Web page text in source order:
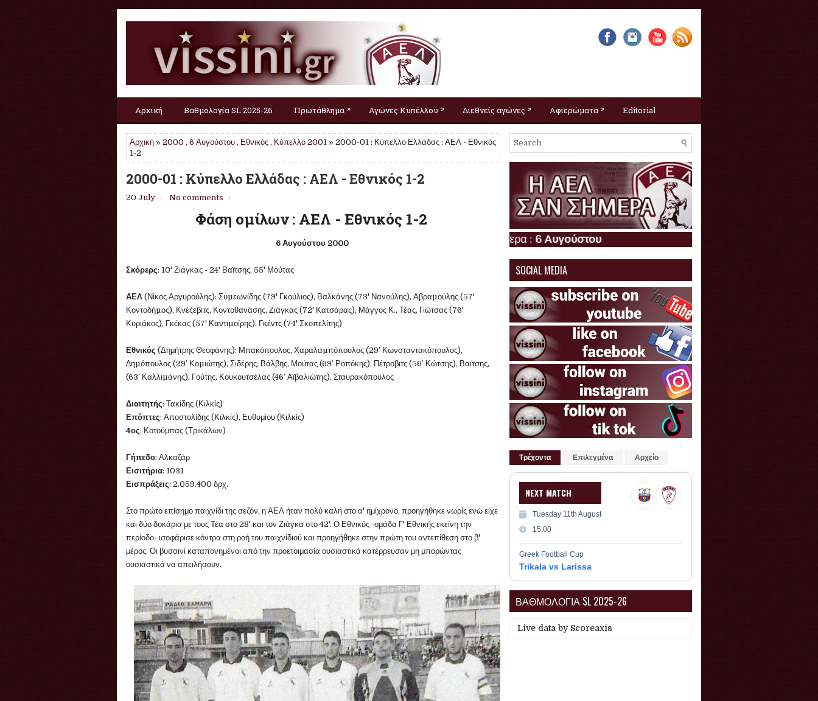
Αρχική Βαθμολογία SL 2025-26 Πρωτάθλημα » Αγώνες Κυπέλλου » Διεθνείς αγώνες » Αφιερώματα » Editorial
Αρχική » 2000 , 6 Αυγούστου , Εθνικός , Κύπελλο 2001 » 2000-01 : Κύπελλο Ελλάδας : ΑΕΛ - Εθνικός
1-2
2000-01 : Κύπελλο Ελλάδας : ΑΕΛ - Εθνικός 1-2
20 July No comments
Φάση ομίλων : ΑΕΛ - Εθνικός 1-2
6 Αυγούστου 2000
Σκόρερς: 10' Ζιάγκας - 24' Βαϊτσης, 55' Μούτας
ΑΕΛ (Νίκος Αργυρούλης): Συµεωνίδης (79' Γκούλιος), Βαλκάνης (73' Νανούλης), Αβραµούλης (57'
Κοντοδήµος), Κνέζεβιτς, Κοντοθανάσης, Ζιάγκας (72' Κατσάρας), Μάγγος Κ., Τέας, Γιώτσας (76'
Κυριάκος), Γκέκας (57' Καντιµοίρης), Γκέντς (74' Σκοπελίτης)
Εθνικός (Δημήτρης Θεοφάνης): Μπακόπουλος, Χαραλαµπόπουλος (29’ Κωνσταντακόπουλος),
∆ηµόπουλος (29’ Κοµιώτης), Σιδέρης, Βάλβης, Μούτας (69’ Ροπόκης), Πέτροβιτς (56’ Κώτσης), Βαϊτσης,
(63’ Καλλιµάνης), Γούτης, Κουκουτσέλας (46’ Αϊβαλιώτης), Σταυρακόπουλος
Διαιτητής: Τακίδης (Κιλκίς)
Επόπτες: Αποστολίδης (Κιλκίς), Ευθυμίου (Κιλκίς)
4ος: Κοτούμπας (Τρικάλων)
Γήπεδο: Αλκαζάρ
Εισιτήρια: 1031
Εισπράξεις: 2.059.400 δρχ.
Στο πρώτο επίσημο παιχνίδι της σεζόν, η ΑΕΛ ήταν πολύ καλή στο α' ημίχρονο, προηγήθηκε νωρίς ενώ είχε
και δύο δοκάρια με τους Τέα στο 28' και τον Ζιάγκα στο 42'. Ο Εθνικός -ομάδα Γ' Εθνικής εκείνη την
περίοδο- ισοφάρισε κόντρα στη ροή του παιχνίδιού και προηγήθηκε στην πρώτη του αντεπίθεση στο β'
μέρος. Οι βυσσινί καταπονημένοι από την προετοιμασία ουσιαστικά κατέρρευσαν μη μπορώντας
ουσιαστικά να απειλήσουν.
SOCIAL MEDIA
Τρέχοντα Επιλεγμένα Αρχείο
NEXT MATCH
Tuesday 11th August
15:00
Greek Football Cup
Trikala vs Larissa
ΒΑΘΜΟΛΟΓΙΑ SL 2025-26
Live data by Scoreaxis